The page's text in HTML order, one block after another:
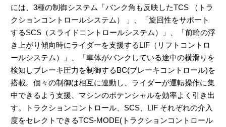
には、3種の制御システム「バンク角も反映したTCS （トラ
クションコントロールシステム） 」、「旋回性をサポート
するSCS（スライドコントロールシステム）」、「前輪の浮
き上がり傾向時にライダーを支援するLIF（リフトコントロ
ールシステム）」、「車体がバンクしている途中の横滑りを
検知しブレーキ圧力を制御するBC(ブレーキコントロール)を
搭載。個々の制御は相互に連動し、ライダーが運転操作に集
中できるよう支援、マシンのポテンシャルを効率よく引き出
す。トラクションコントロール、SCS、LIF それぞれの介入
度をセレクトできるTCS-MODE(トラクションコントロール